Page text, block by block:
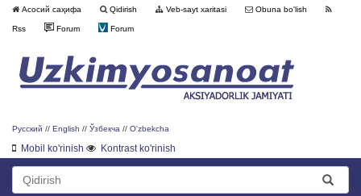
Асосий саҳифа Qidirish Veb-sayt xaritasi Obuna bo'lish
Rss Forum Forum
Русский // English // Ўзбекча // O'zbekcha
Mobil ko'rinish Kontrast ko'rinish